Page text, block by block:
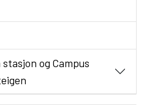
og Campus